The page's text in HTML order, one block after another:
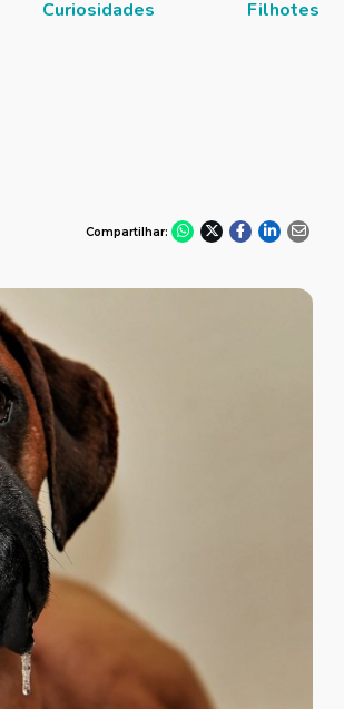
Curiosidades Filhotes
Compartilhar: